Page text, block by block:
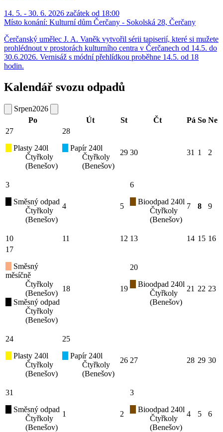
14. 5. - 30. 6. 2026 začátek od 18:00
Místo konání: Kulturní dům Čerčany - Sokolská 28, Čerčany
Čerčanský umělec J. A. Vaněk vytvořil sérii tapiserií, které si mužete
prohlédnout v prostorách kulturního centra v Čerčanech od 14.5. do
30.6.2026. Vernisáž s módní přehlídkou proběhne 14.5. od 18
hodin.
Kalendář svozu odpadů
Srpen2026
Po
Út St Čt Pá So Ne
27
Plasty 240l
Čtyřkoly
(Benešov)
28
Papír 240l
Čtyřkoly
(Benešov)
29 30 31 1 2
3
Směsný odpad
Čtyřkoly
(Benešov)
4 5
6
Bioodpad 240l
Čtyřkoly
(Benešov)
7 8 9
10 11 12 13 14 15 16
17
Směsný
měsíčně
Čtyřkoly
(Benešov)
Směsný odpad
Čtyřkoly
(Benešov)
18 19
20
Bioodpad 240l
Čtyřkoly
(Benešov)
21 22 23
24
Plasty 240l
Čtyřkoly
(Benešov)
25
Papír 240l
Čtyřkoly
(Benešov)
26 27 28 29 30
31
Směsný odpad
Čtyřkoly
(Benešov)
1 2
3
Bioodpad 240l
Čtyřkoly
(Benešov)
4 5 6